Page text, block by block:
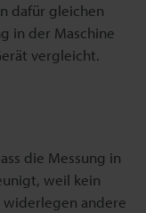
dafür gleichen
in der Maschine
vergleicht.
die Messung in
weil kein
andere